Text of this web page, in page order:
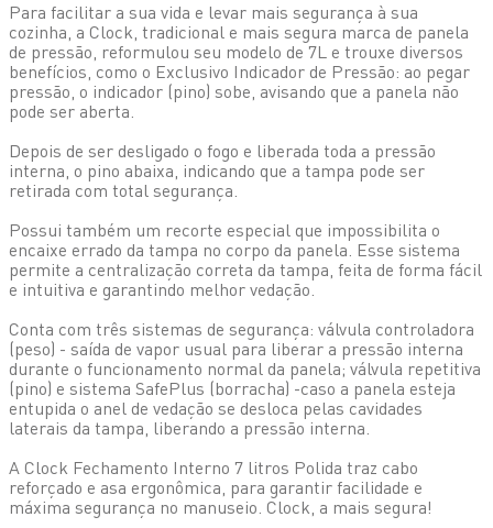
Para facilitar a sua vida e levar mais segurança à sua
cozinha, a Clock, tradicional e mais segura marca de panela
de pressão, reformulou seu modelo de 7L e trouxe diversos
benefícios, como o Exclusivo Indicador de Pressão: ao pegar
pressão, o indicador (pino) sobe, avisando que a panela não
pode ser aberta.
Depois de ser desligado o fogo e liberada toda a pressão
interna, o pino abaixa, indicando que a tampa pode ser
retirada com total segurança.
Possui também um recorte especial que impossibilita o
encaixe errado da tampa no corpo da panela. Esse sistema
permite a centralização correta da tampa, feita de forma fácil
e intuitiva e garantindo melhor vedação.
Conta com três sistemas de segurança: válvula controladora
(peso) - saída de vapor usual para liberar a pressão interna
durante o funcionamento normal da panela; válvula repetitiva
(pino) e sistema SafePlus (borracha) -caso a panela esteja
entupida o anel de vedação se desloca pelas cavidades
laterais da tampa, liberando a pressão interna.
A Clock Fechamento Interno 7 litros Polida traz cabo
reforçado e asa ergonômica, para garantir facilidade e
máxima segurança no manuseio. Clock, a mais segura!